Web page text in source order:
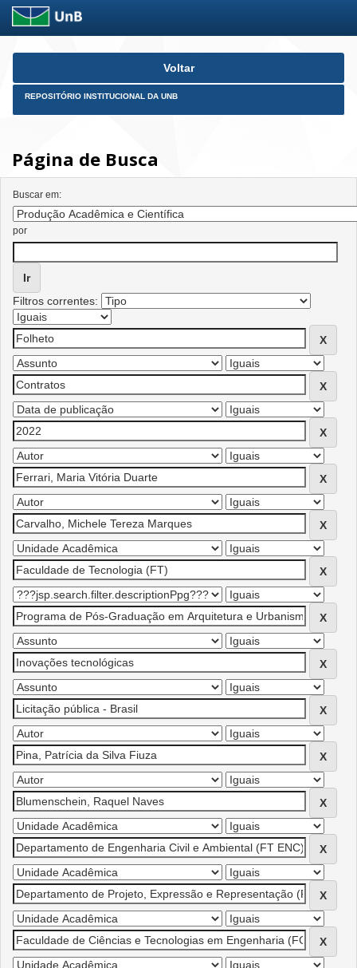
Skip
Voltar
REPOSITÓRIO INSTITUCIONAL DA UNB
Página de Busca
Buscar em:
por
Filtros correntes: